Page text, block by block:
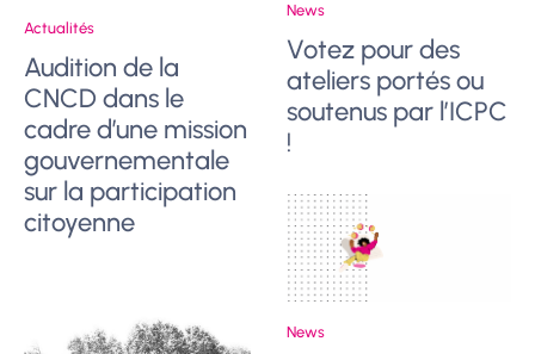
Actualités
Audition de la
CNCD dans le
cadre d’une mission
gouvernementale
sur la participation
citoyenne
News
Votez pour des
ateliers portés ou
soutenus par l’ICPC
!
News